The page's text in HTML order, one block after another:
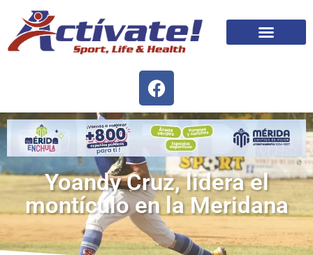
Yoandy Cruz, lidera el
montículo en la Meridana